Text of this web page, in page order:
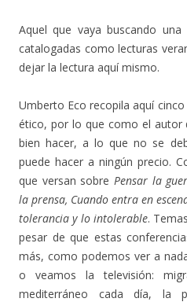
Aquel que vaya buscando
catalogadas como lecturas
dejar la lectura aquí mismo.
Umberto Eco recopila aquí
ético, por lo que como el autor
bien hacer, a lo que no se
puede hacer a ningún precio.
que versan sobre Pensar la
la prensa, Cuando entra en
tolerancia y lo intolerable.
pesar de que estas
más, como podemos ver a
o veamos la televisión:
mediterráneo cada día, la